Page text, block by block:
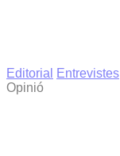
Editorial
Entrevistes
Opinió